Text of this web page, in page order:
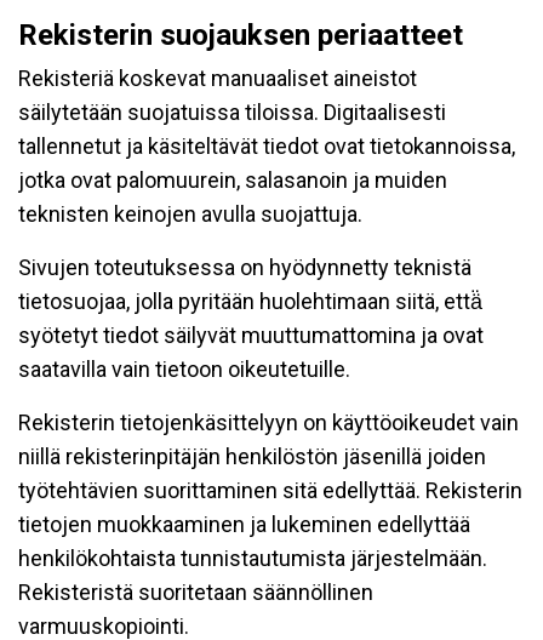
Rekisterin suojauksen periaatteet
Rekisteriä koskevat manuaaliset aineistot
säilytetään suojatuissa tiloissa. Digitaalisesti
tallennetut ja käsiteltävät tiedot ovat tietokannoissa,
jotka ovat palomuurein, salasanoin ja muiden
teknisten keinojen avulla suojattuja.
Sivujen toteutuksessa on hyödynnetty teknistä
tietosuojaa, jolla pyritään huolehtimaan siitä, että̈
syötetyt tiedot säilyvät muuttumattomina ja ovat
saatavilla vain tietoon oikeutetuille.
Rekisterin tietojenkäsittelyyn on käyttöoikeudet vain
niillä rekisterinpitäjän henkilöstön jäsenillä joiden
työtehtävien suorittaminen sitä edellyttää. Rekisterin
tietojen muokkaaminen ja lukeminen edellyttää
henkilökohtaista tunnistautumista järjestelmään.
Rekisteristä suoritetaan säännöllinen
varmuuskopiointi.